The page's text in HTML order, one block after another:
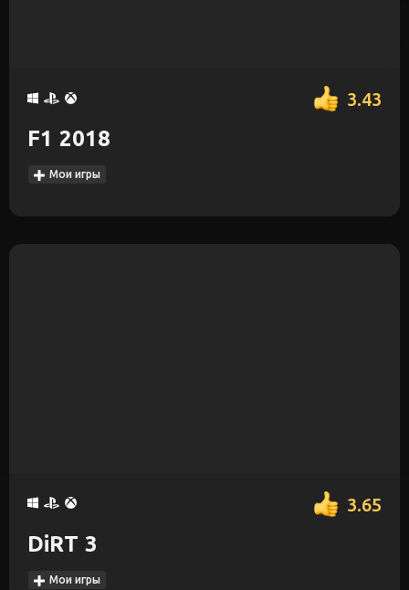
3.43
F1 2018
Мои игры
3.65
DiRT 3
Мои игры